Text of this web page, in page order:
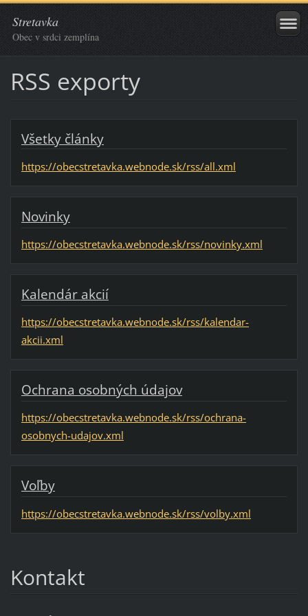
Stretavka
Obec v srdci zemplína
RSS exporty
Všetky články
https://obecstretavka.webnode.sk/rss/all.xml
Novinky
https://obecstretavka.webnode.sk/rss/novinky.xml
Kalendár akcií
https://obecstretavka.webnode.sk/rss/kalendar-
akcii.xml
Ochrana osobných údajov
https://obecstretavka.webnode.sk/rss/ochrana-
osobnych-udajov.xml
Voľby
https://obecstretavka.webnode.sk/rss/volby.xml
Kontakt